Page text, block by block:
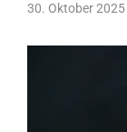
30. Oktober 2025